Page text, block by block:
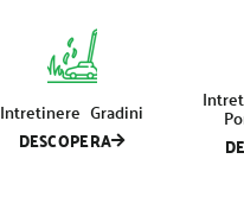
Intretinere Gradini
DESCOPERA